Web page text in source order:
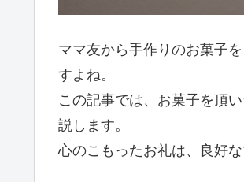
ママ友から手作りのお菓子
すよね。
この記事では、お菓子を頂
説します。
心のこもったお礼は、良好